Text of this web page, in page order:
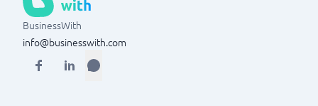
BusinessWith
info@businesswith.com